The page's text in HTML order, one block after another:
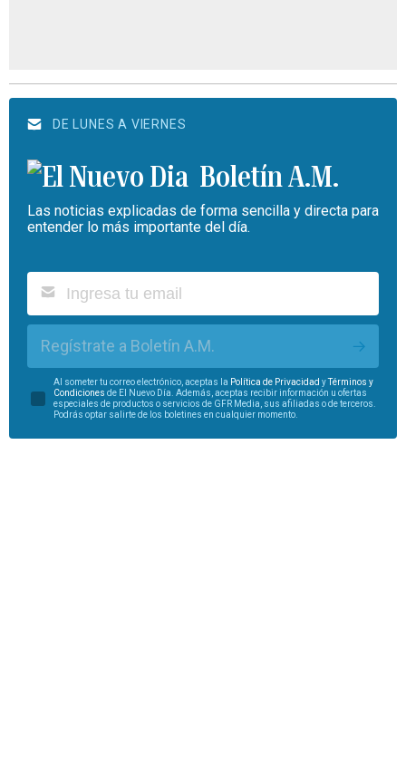
DE LUNES A VIERNES
Boletín A.M.
Las noticias explicadas de forma sencilla y directa para
entender lo más importante del día.
Regístrate a Boletín A.M.
Al someter tu correo electrónico, aceptas la Política de Privacidad yTérminos y
Condiciones de El Nuevo Día. Además, aceptas recibir información u ofertas
especiales de productos o servicios de GFR Media, sus afiliadas o de terceros.
Podrás optar salirte de los boletines en cualquier momento.